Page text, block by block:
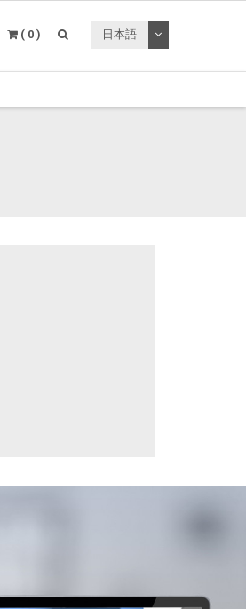
( 0 ) 日本語 トグルドロップ